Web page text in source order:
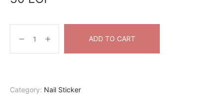
ADD TO CART
Category: Nail Sticker